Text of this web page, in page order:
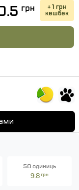
грн + 1 грн
кешбек
50 одиниць
9.8грн